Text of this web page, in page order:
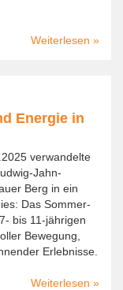
Weiterlesen über
Energie in
verwandelte
Jahn-
Berg in ein
Das Sommer-
bis 11-jährigen
Bewegung,
Erlebnisse.
Weiterlesen über